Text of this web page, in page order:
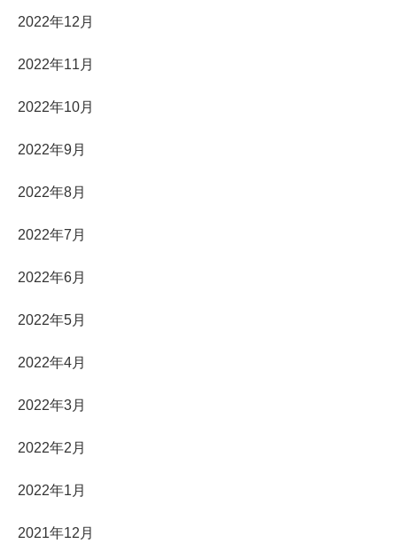
2022年12月
2022年11月
2022年10月
2022年9月
2022年8月
2022年7月
2022年6月
2022年5月
2022年4月
2022年3月
2022年2月
2022年1月
2021年12月